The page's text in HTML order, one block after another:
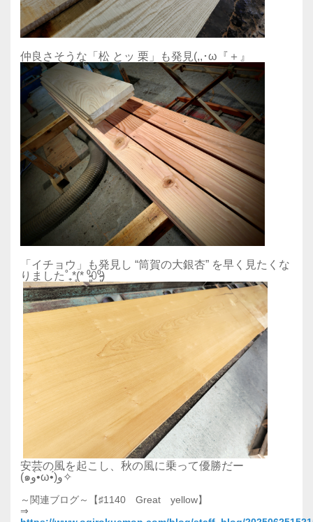
仲良さそうな「松 とッ 栗」も発見(,,･ω『＋』ゞ
「イチョウ」も発見し “筒賀の大銀杏” を早く見たくな
りました˚₊*̥(* ⁰̷̴͈꒨⁰̷̴͈)
安芸の風を起こし、秋の風に乗って優勝だー
(๑و•̀ω•́)و✧
～関連ブログ～【♯1140 Great yellow】
⇒